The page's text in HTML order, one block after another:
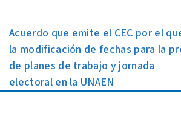
Acuerdo que emite el CEC por el
la modificación de fechas para la
de planes de trabajo y jornada
electoral en la UNAEN